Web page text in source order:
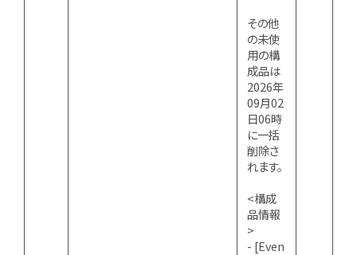
その他
の未使
用の構
成品は
2026年
09月02
日06時
に一括
削除さ
れます。
<構成
品情報
>
- [Even